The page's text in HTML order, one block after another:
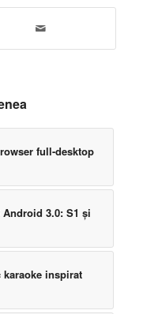
full-desktop
3.0: S1 şi
karaoke inspirat